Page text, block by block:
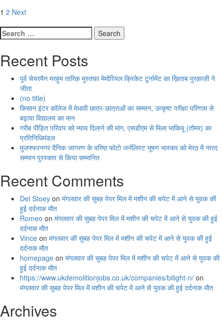
Posts
pagination
1 2 Next
Search
for:
Recent Posts
पूर्व चेयरमैन मरहूम तारिक़ मुस्तफ़ा मेमोरियल क्रिकेट टूर्नामेंट का ख़िताब पुरक़ाज़ी ने
जीता
(no title)
किसान इंटर कॉलेज में मेधावी छात्र-छात्राओं का सम्मान, उत्कृष्ट परीक्षा परिणाम से
बढ़ाया विद्यालय का मान
गरीब पीड़ित परिवार को न्याय दिलाने की मांग, एसडीएम से मिला भाकियू (तोमर) का
प्रतिनिधिमंडल
मुजफ्फरनगर दैनिक जागरण के वरिष्ठ फोटो जर्नलिस्ट भूषण भास्कर को मेरठ में नारद
सम्मान पुरस्कार से किया सम्मानित
Recent Comments
Del Stoey on मंगलवार की सुबह पेपर मिल में मशीन की चपेट में आने से युवक की
हुई दर्दनाक मौत
Romeo on मंगलवार की सुबह पेपर मिल में मशीन की चपेट में आने से युवक की हुई
दर्दनाक मौत
Vince on मंगलवार की सुबह पेपर मिल में मशीन की चपेट में आने से युवक की हुई
दर्दनाक मौत
homepage on मंगलवार की सुबह पेपर मिल में मशीन की चपेट में आने से युवक की
हुई दर्दनाक मौत
https://www.ukdemolitionjobs.co.uk/companies/bilight-n/ on
मंगलवार की सुबह पेपर मिल में मशीन की चपेट में आने से युवक की हुई दर्दनाक मौत
Archives